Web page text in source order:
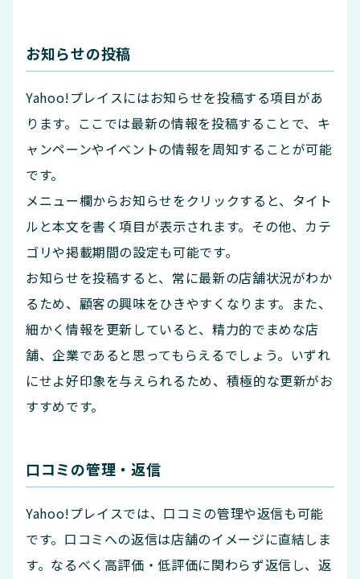
お知らせの投稿
Yahoo!プレイスにはお知らせを投稿する項目があ
ります。ここでは最新の情報を投稿することで、キ
ャンペーンやイベントの情報を周知することが可能
です。
メニュー欄からお知らせをクリックすると、タイト
ルと本文を書く項目が表示されます。その他、カテ
ゴリや掲載期間の設定も可能です。
お知らせを投稿すると、常に最新の店舗状況がわか
るため、顧客の興味をひきやすくなります。また、
細かく情報を更新していると、精力的でまめな店
舗、企業であると思ってもらえるでしょう。いずれ
にせよ好印象を与えられるため、積極的な更新がお
すすめです。
口コミの管理・返信
Yahoo!プレイスでは、口コミの管理や返信も可能
です。口コミへの返信は店舗のイメージに直結しま
す。なるべく高評価・低評価に関わらず返信し、返